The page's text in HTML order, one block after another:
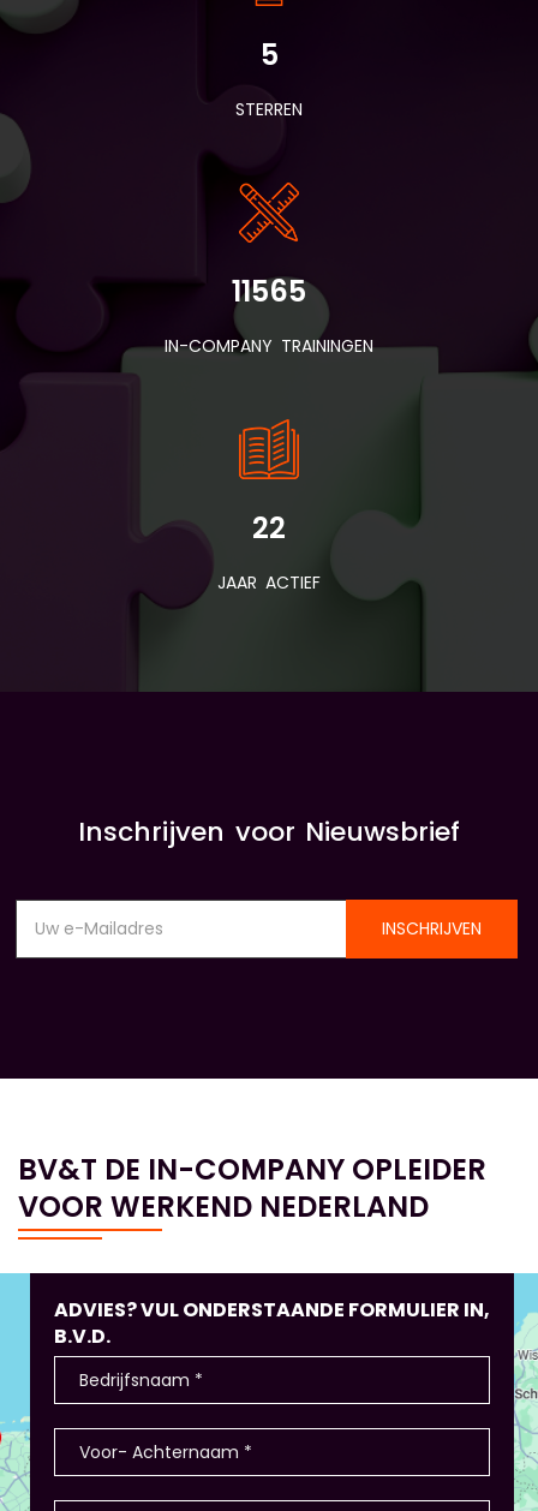
5
STERREN
11565
IN-COMPANY TRAININGEN
22
JAAR ACTIEF
Inschrijven voor Nieuwsbrief
INSCHRIJVEN
BV&T DE IN-COMPANY OPLEIDER
VOOR WERKEND NEDERLAND
ADVIES? VUL ONDERSTAANDE FORMULIER IN,
B.V.D.